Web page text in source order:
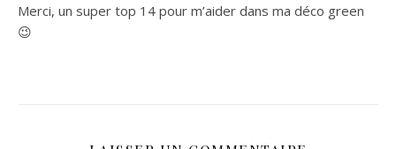
Merci, un super top 14 pour m’aider dans ma déco green
😉